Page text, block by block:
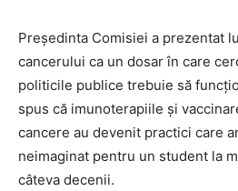
Președinta Comisiei a prezentat
cancerului ca un dosar în care
politicile publice trebuie să
spus că imunoterapiile și
cancere au devenit practici care
neimaginat pentru un student la
câteva decenii.